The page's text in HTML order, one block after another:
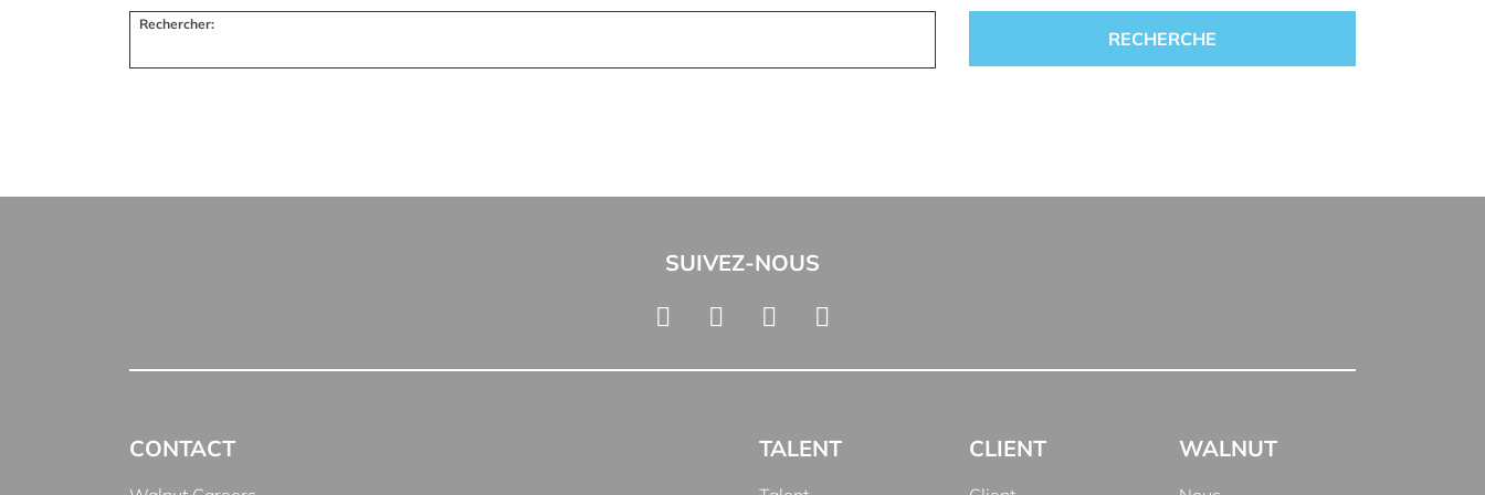
Rechercher:
SUIVEZ-NOUS
CONTACT TALENT CLIENT WALNUT